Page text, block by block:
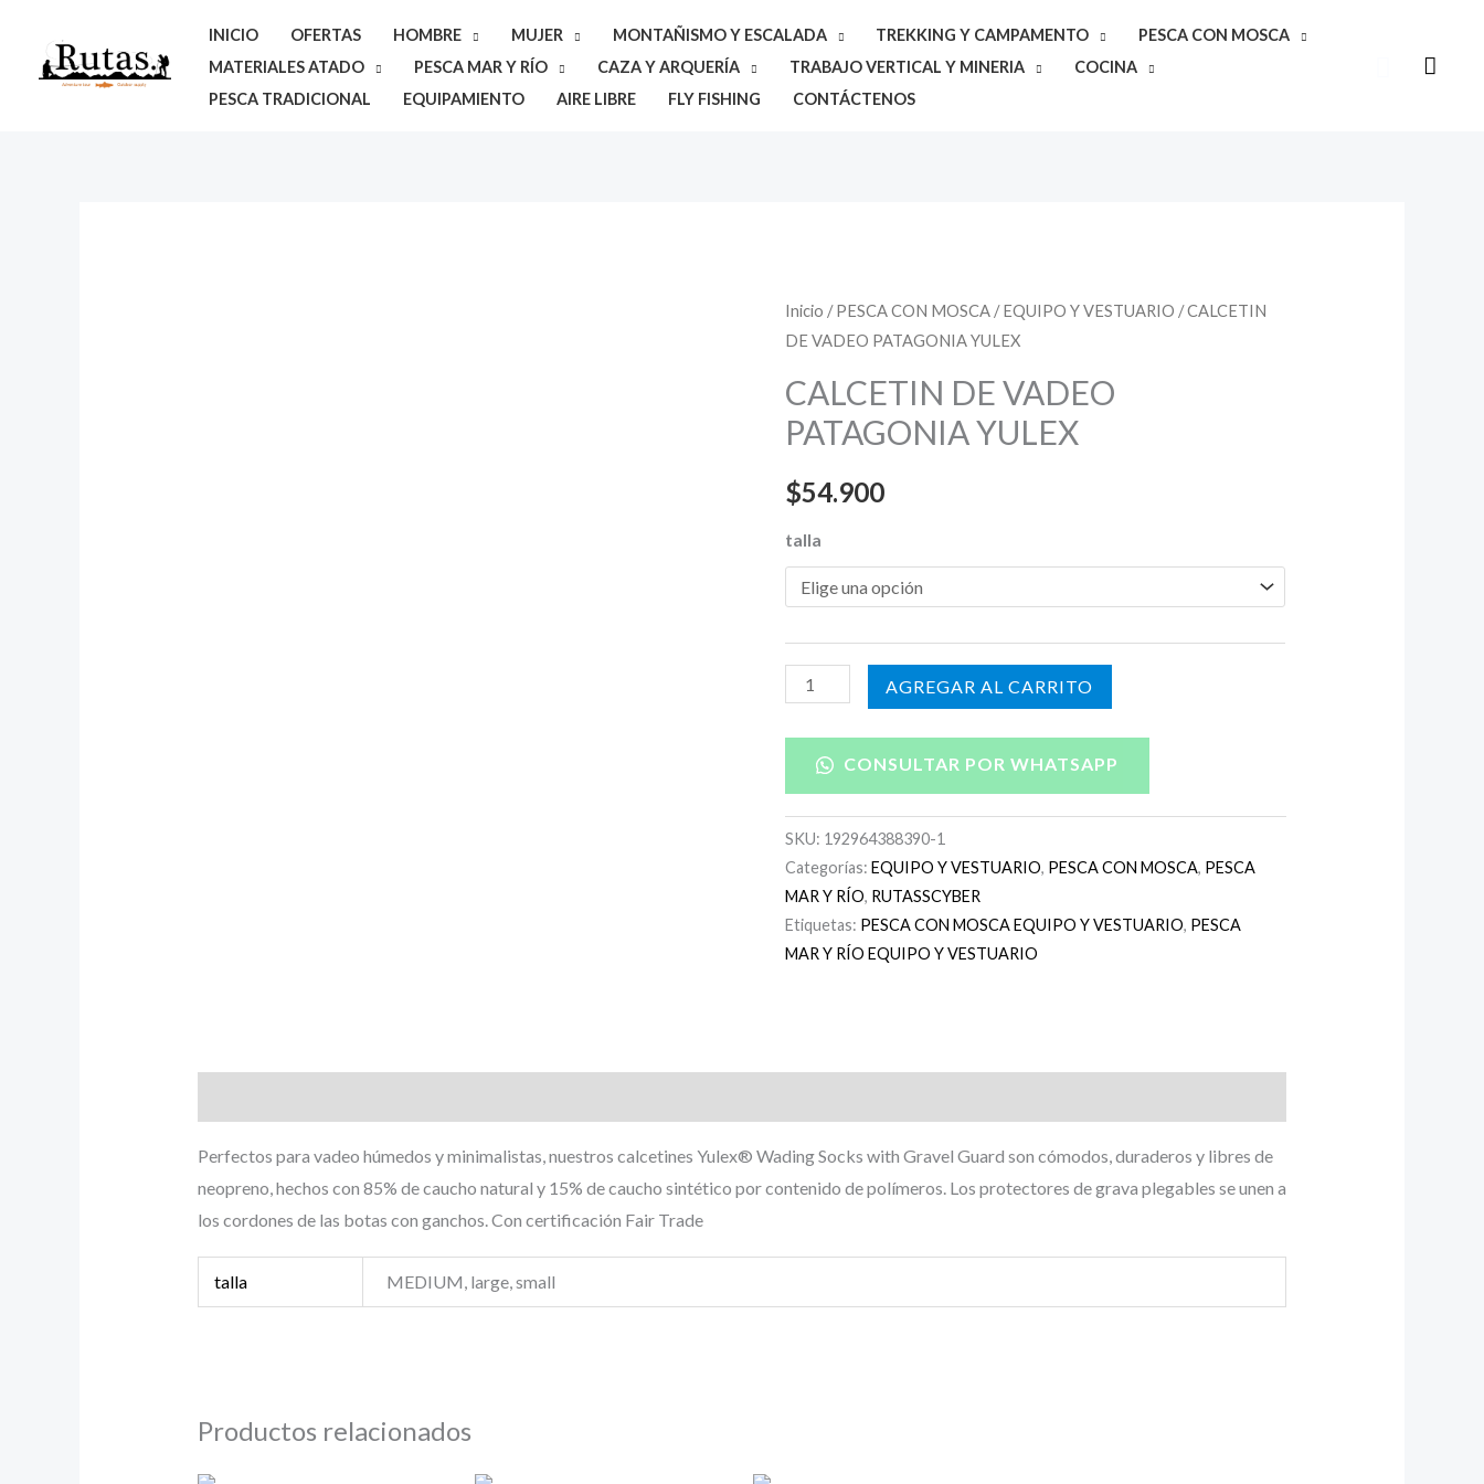
contenido
INICIO OFERTAS HOMBRE MUJER MONTAÑISMO Y ESCALADA TREKKING Y CAMPAMENTO
PESCA CON MOSCA
MATERIALES ATADO
PESCA MAR Y RÍO CAZA Y ARQUERÍA TRABAJO VERTICAL Y MINERIA
COCINA
PESCA TRADICIONAL
EQUIPAMIENTO AIRE LIBRE FLY FISHING CONTÁCTENOS
Buscar
Inicio /PESCA CON MOSCA /EQUIPO Y VESTUARIO / CALCETIN
DE VADEO PATAGONIA YULEX
CALCETIN DE VADEO
PATAGONIA YULEX
$54.900
talla
CALCETIN
DE
PATAGONIA
YULEX
AÑADIR AL CARRITO
CONSULTAR POR WHATSAPP
SKU: 192964388390-1
Categorías:EQUIPO Y VESTUARIO, PESCA CON MOSCA, PESCA
MAR Y RÍO, RUTASSCYBER
Etiquetas: PESCA CON MOSCA EQUIPO Y VESTUARIO, PESCA
MAR Y RÍO EQUIPO Y VESTUARIO
Perfectos para vadeo húmedos y minimalistas, nuestros calcetines Yulex® Wading Socks with Gravel Guard son cómodos, duraderos y libres de
neopreno, hechos con 85% de caucho natural y 15% de caucho sintético por contenido de polímeros. Los protectores de grava plegables se unen a
los cordones de las botas con ganchos. Con certificación Fair Trade
talla MEDIUM, large, small
Productos relacionados